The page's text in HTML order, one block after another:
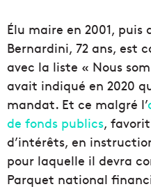
Élu maire en 2001, puis
Bernardini, 72 ans, est
avec la liste « Nous
avait indiqué en 2020
mandat. Et ce malgré l’
de fonds publics,
d’intérêts, en
pour laquelle il devra
Parquet national